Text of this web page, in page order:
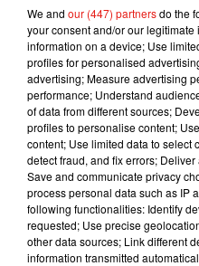
A côté de ça on
religieuses et une
We and our (447) partnersdo the
your consent and/or our
information on a device; Use
profiles for personalised
advertising; Measure advertising
performance; Understand
of data from different sources;
profiles to personalise content;
content; Use limited data to select
detect fraud, and fix errors;
Save and communicate privacy
process personal data such as IP
following functionalities: Identify
requested; Use precise
other data sources; Link different
information transmitted